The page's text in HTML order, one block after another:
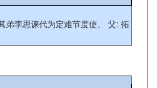
思谏代为定难节度使。 父: 拓